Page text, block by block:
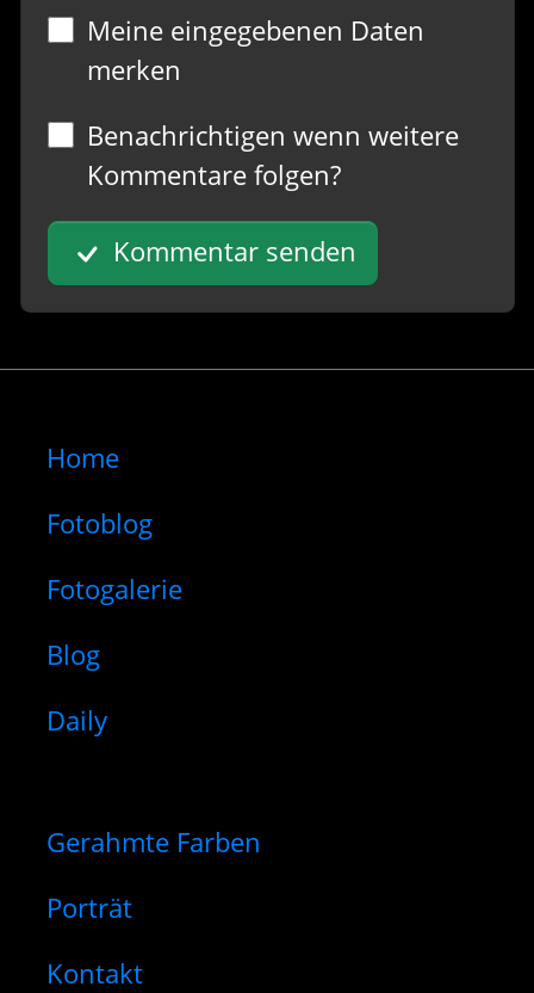
Meine eingegebenen Daten
merken
Benachrichtigen wenn weitere
Kommentare folgen?
Kommentar senden
Home
Fotoblog
Fotogalerie
Blog
Daily
Gerahmte Farben
Porträt
Kontakt